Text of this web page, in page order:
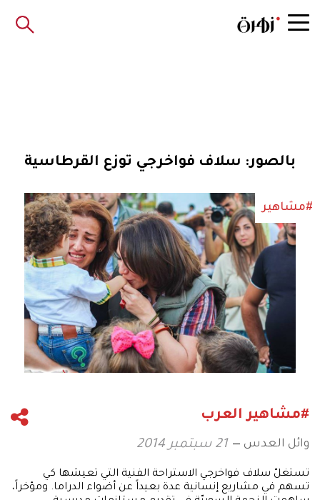
بالصور: سلاف فواخرجي توزع القرطاسية
#مشاهير
#مشاهير العرب
وائل العدس 21 سبتمبر 2014
تستغلّ سلاف فواخرجي الاستراحة الفنية التي تعيشها كي
تسهم في مشاريع إنسانية عدة بعيداً عن أضواء الدراما. ومؤخراً،